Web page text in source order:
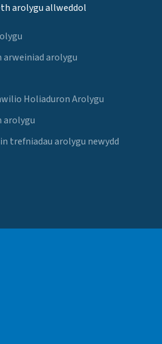
arolygu allweddol
arweiniad arolygu
Holiaduron Arolygu
arolygu
trefniadau arolygu newydd